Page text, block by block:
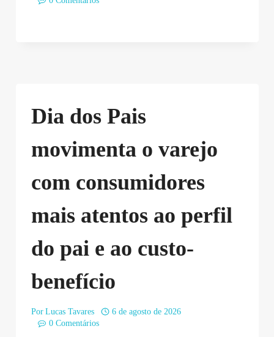
Dia dos Pais
movimenta o varejo
com consumidores
mais atentos ao perfil
do pai e ao custo-
benefício
Por Lucas Tavares
6 de agosto de 2026
0 Comentários